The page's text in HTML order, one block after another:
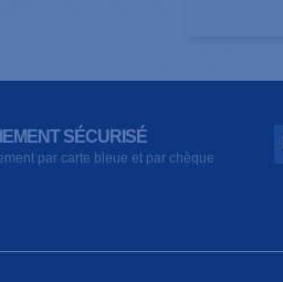
SÉCURISÉ
par carte bleue et par chèque